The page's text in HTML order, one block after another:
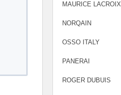
MAURICE LACROIX
NORQAIN
OSSO ITALY
PANERAI
ROGER DUBUIS